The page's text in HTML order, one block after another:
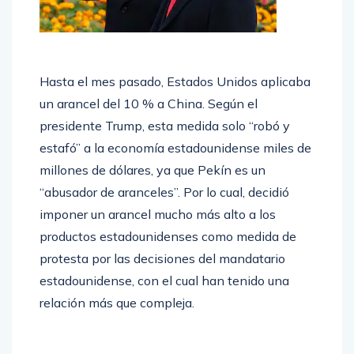
Hasta el mes pasado, Estados Unidos aplicaba
un arancel del 10 % a China. Según el
presidente Trump, esta medida solo “robó y
estafó” a la economía estadounidense miles de
millones de dólares, ya que Pekín es un
“abusador de aranceles”. Por lo cual, decidió
imponer un arancel mucho más alto a los
productos estadounidenses como medida de
protesta por las decisiones del mandatario
estadounidense, con el cual han tenido una
relación más que compleja.